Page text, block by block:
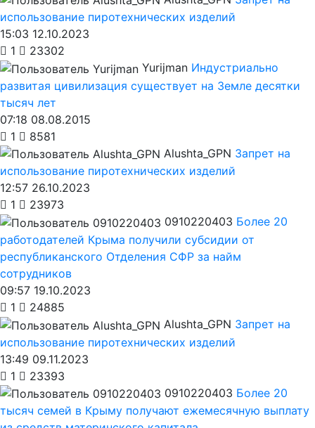
использование пиротехнических изделий
15:03 12.10.2023
1
23302
Yurijman Индустриально
развитая цивилизация существует на Земле десятки
тысяч лет
07:18 08.08.2015
1
8581
Alushta_GPN Запрет на
использование пиротехнических изделий
12:57 26.10.2023
1
23973
0910220403 Более 20
работодателей Крыма получили субсидии от
республиканского Отделения СФР за найм
сотрудников
09:57 19.10.2023
1
24885
Alushta_GPN Запрет на
использование пиротехнических изделий
13:49 09.11.2023
1
23393
0910220403 Более 20
тысяч семей в Крыму получают ежемесячную выплату